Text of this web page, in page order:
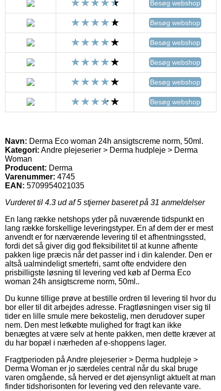
Besøg webshop
Besøg webshop
Besøg webshop
Besøg webshop
Besøg webshop
Besøg webshop
Navn: Derma Eco woman 24h ansigtscreme norm, 50ml.
Kategori: Andre plejeserier > Derma hudpleje > Derma
Woman
Producent: Derma
Varenummer: 4745
EAN: 5709954021035
Vurderet til 4.3 ud af 5 stjerner baseret på 31 anmeldelser
En lang række netshops yder på nuværende tidspunkt en
lang række forskellige leveringstyper. En af dem der er mest
anvendt er for nærværende levering til et afhentningssted,
fordi det så giver dig god fleksibilitet til at kunne afhente
pakken lige præcis når det passer ind i din kalender. Den er
altså ualmindeligt smertefri, samt ofte endvidere den
prisbilligste løsning til levering ved køb af Derma Eco
woman 24h ansigtscreme norm, 50ml..
Du kunne tillige prøve at bestille ordren til levering til hvor du
bor eller til dit arbejdes adresse. Fragtløsningen viser sig til
tider en lille smule mere bekostelig, men derudover super
nem. Den mest letkøbte mulighed for fragt kan ikke
benægtes at være selv at hente pakken, men dette kræver at
du har bopæl i nærheden af e-shoppens lager.
Fragtperioden på Andre plejeserier > Derma hudpleje >
Derma Woman er jo særdeles central når du skal bruge
varen omgående, så herved er det øjensynligt aktuelt at man
finder tidshorisonten for levering ved den relevante vare.